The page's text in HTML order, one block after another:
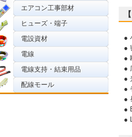
エアコン工事部材
ヒューズ・端子
電設資材
電線
電線支持・結束用品
配線モール
●
●
●
●
●
●
●
●
●